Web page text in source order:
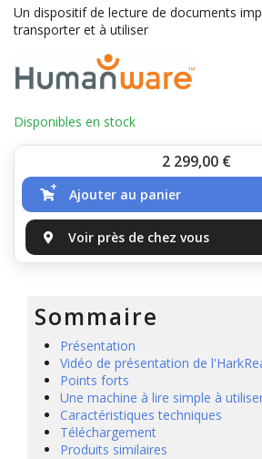
Un dispositif de lecture de documents
transporter et à utiliser
Disponibles en stock
Prix
2 299,00 €
Ajouter au panier
Voir près de chez vous
Sommaire
Présentation
Vidéo de présentation de
Points forts
Une machine à lire simple à
Caractéristiques techniques
Téléchargement
Produits similaires